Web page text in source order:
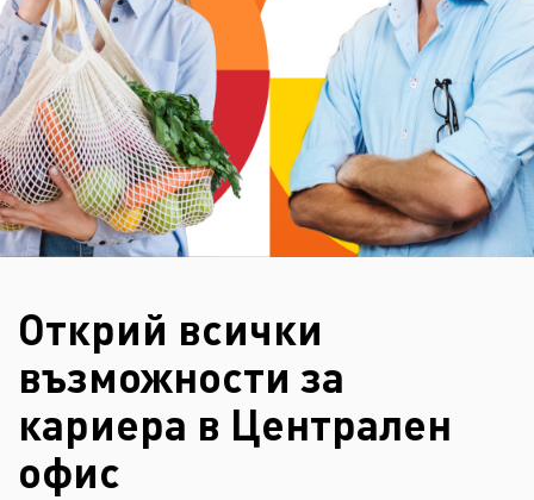
Открий всички
възможности за
кариера в Централен
офис